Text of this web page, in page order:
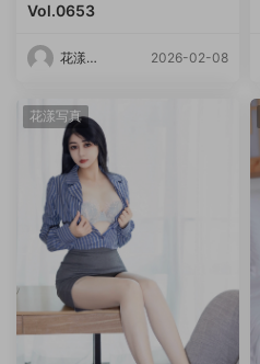
Vol.0653
花漾
2026-02-08
花漾写真